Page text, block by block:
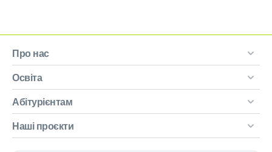
Про нас
Освіта
Абітурієнтам
Наші проєкти